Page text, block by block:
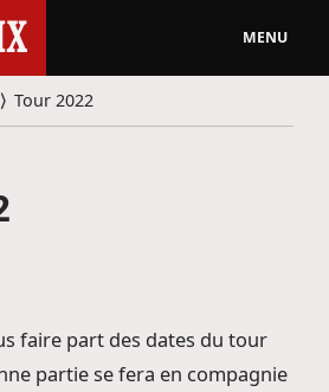
MENU
Tour 2022
faire part des dates du tour
partie se fera en compagnie